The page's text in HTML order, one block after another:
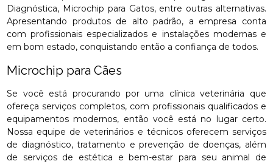
Diagnóstica, Microchip para Gatos, entre outras alternativas.
Apresentando produtos de alto padrão, a empresa conta
com profissionais especializados e instalações modernas e
em bom estado, conquistando então a confiança de todos.
Microchip para Cães
Se você está procurando por uma clínica veterinária que
ofereça serviços completos, com profissionais qualificados e
equipamentos modernos, então você está no lugar certo.
Nossa equipe de veterinários e técnicos oferecem serviços
de diagnóstico, tratamento e prevenção de doenças, além
de serviços de estética e bem-estar para seu animal de